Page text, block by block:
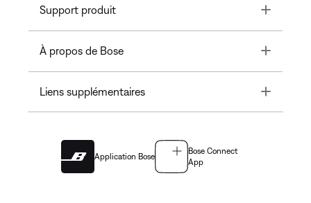
Support produit Toggle
À propos de Bose Toggle
Liens supplémentaires Toggle
Application Bose
Bose Connect
App